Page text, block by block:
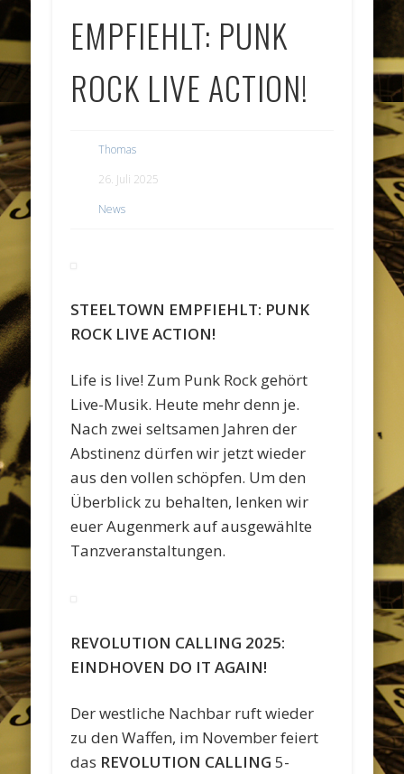
EMPFIEHLT: PUNK
ROCK LIVE ACTION!
Thomas
26. Juli 2025
News
STEELTOWN EMPFIEHLT: PUNK
ROCK LIVE ACTION!
Life is live! Zum Punk Rock gehört
Live-Musik. Heute mehr denn je.
Nach zwei seltsamen Jahren der
Abstinenz dürfen wir jetzt wieder
aus den vollen schöpfen. Um den
Überblick zu behalten, lenken wir
euer Augenmerk auf ausgewählte
Tanzveranstaltungen.
REVOLUTION CALLING 2025:
EINDHOVEN DO IT AGAIN!
Der westliche Nachbar ruft wieder
zu den Waffen, im November feiert
das REVOLUTION CALLING 5-